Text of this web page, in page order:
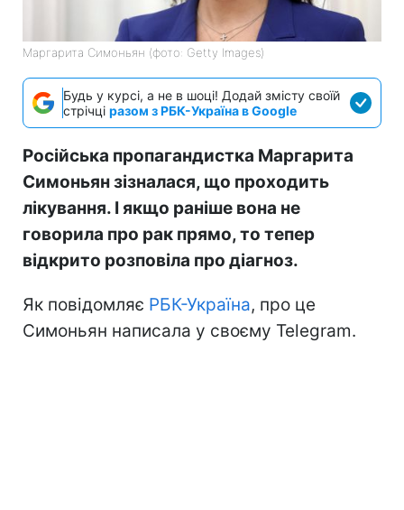
Маргарита Симоньян (фото: Getty Images)
Будь у курсі, а не в шоці! Додай змісту своїй
стрічці разом з РБК-Україна в Google
Російська пропагандистка Маргарита
Симоньян зізналася, що проходить
лікування. І якщо раніше вона не
говорила про рак прямо, то тепер
відкрито розповіла про діагноз.
Як повідомляє РБК-Україна, про це
Симоньян написала у своєму Telegram.